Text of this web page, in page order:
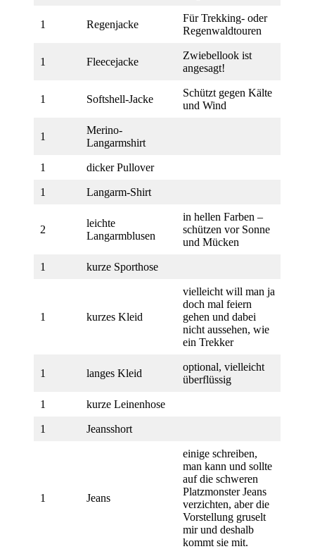
1 Regenjacke
Für Trekking- oder
Regenwaldtouren
1 Fleecejacke
Zwiebellook ist
angesagt!
1 Softshell-Jacke
Schützt gegen Kälte
und Wind
1
Merino-
Langarmshirt
1 dicker Pullover
1 Langarm-Shirt
2
leichte
Langarmblusen
in hellen Farben –
schützen vor Sonne
und Mücken
1 kurze Sporthose
1 kurzes Kleid
vielleicht will man ja
doch mal feiern
gehen und dabei
nicht aussehen, wie
ein Trekker
1 langes Kleid
optional, vielleicht
überflüssig
1 kurze Leinenhose
1 Jeansshort
1 Jeans
einige schreiben,
man kann und sollte
auf die schweren
Platzmonster Jeans
verzichten, aber die
Vorstellung gruselt
mir und deshalb
kommt sie mit.